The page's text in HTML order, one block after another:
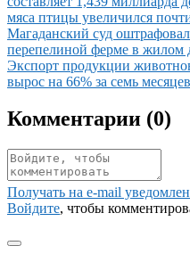
мяса птицы увеличился
Иллюстрация новости
Магаданский суд
перепелиной ферме в жилом
Иллюстрация новости
Экспорт продукции
вырос на 66% за семь месяцев
Комментарии (0)
Получать на e‑mail
Войдите, чтобы